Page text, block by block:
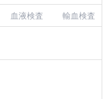
血液検査
輸血検査